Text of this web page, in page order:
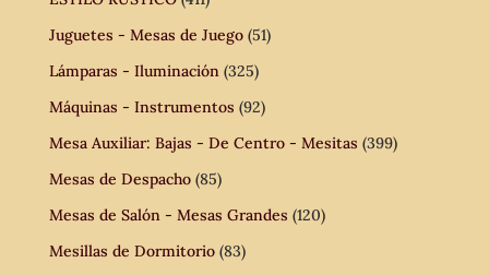
Juguetes - Mesas de Juego (51)
Lámparas - Iluminación (325)
Máquinas - Instrumentos (92)
Mesa Auxiliar: Bajas - De Centro - Mesitas (399)
Mesas de Despacho (85)
Mesas de Salón - Mesas Grandes (120)
Mesillas de Dormitorio (83)